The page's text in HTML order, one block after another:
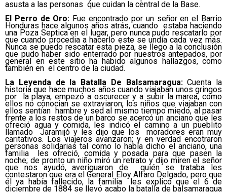
asusta a las personas que cuidan la central de la Base.
El Perro de Oro: Fue encontrado por un señor en el Barrio
Honduras hace algunos años atrás, cuando estaba haciendo
una Poza Septica en el lugar, pero nunca pudo rescatarlo por
que cuando procedia a hacerlo este se undía cada vez más.
Nunca se puedo rescatar esta pieza, se llego a la conclusión
que pudo haber sido enterrado por nuestros antepados, por
general en este sitio ha habido algunos hallazgos, como
también en el centro de la ciudad.
La Leyenda de la Batalla De Balsamaragua:Cuenta la
historia que hace muchos años cuando viajaban unos gringos
por la playa, empezó a oscurecer y a subir la marea, como
ellos no conocian se extraviaron; los niños que viajaban con
ellos sentían hambre y sed al mismo tiempo miedo, al pasar
frente a los restos de un barco se acercó un anciano que les
ofreció agua y comida, les indicó el camino a un pueblito
llamado Jaramijó y les dijo que los moradores eran muy
caritativos. Los viajeros avanzaron; y en verdad encotraron
personas solidarias tal como lo había dicho el anciano, una
familia les ofreció, comida y posada para que pasen la
noche; de pronto un niño miró un retrato y dijo miren el señor
que nos ayudó, averiguaron de quién se trataba les
contestaron que era el General Eloy Alfaro Delgado, pero que
él ya había fallecido, la familia les explicó que el 6 de
diciembre de 1884 se llevó acabo la batalla de balsamaragua